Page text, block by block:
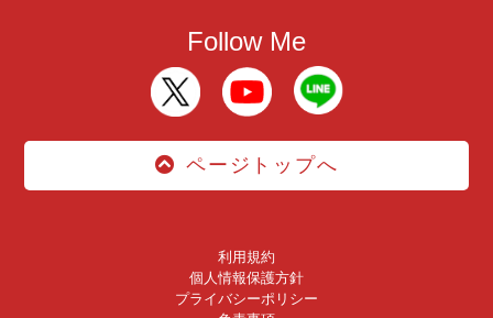
Follow Me
ページトップへ
利用規約
個人情報保護方針
プライバシーポリシー